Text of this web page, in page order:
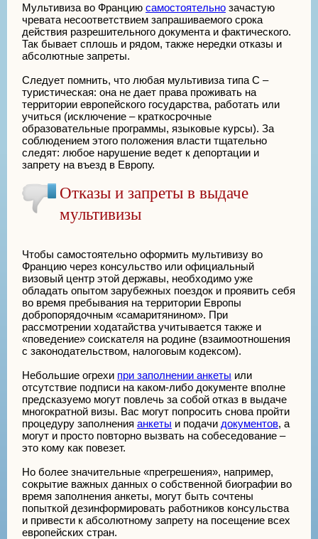
Мультивиза во Францию самостоятельно зачастую
чревата несоответствием запрашиваемого срока
действия разрешительного документа и фактического.
Так бывает сплошь и рядом, также нередки отказы и
абсолютные запреты.
Следует помнить, что любая мультивиза типа С –
туристическая: она не дает права проживать на
территории европейского государства, работать или
учиться (исключение – краткосрочные
образовательные программы, языковые курсы). За
соблюдением этого положения власти тщательно
следят: любое нарушение ведет к депортации и
запрету на въезд в Европу.
Отказы и запреты в выдаче
мультивизы
Чтобы самостоятельно оформить мультивизу во
Францию через консульство или официальный
визовый центр этой державы, необходимо уже
обладать опытом зарубежных поездок и проявить себя
во время пребывания на территории Европы
добропорядочным «самаритянином». При
рассмотрении ходатайства учитывается также и
«поведение» соискателя на родине (взаимоотношения
с законодательством, налоговым кодексом).
Небольшие огрехи при заполнении анкеты или
отсутствие подписи на каком-либо документе вполне
предсказуемо могут повлечь за собой отказ в выдаче
многократной визы. Вас могут попросить снова пройти
процедуру заполнения анкеты и подачи документов, а
могут и просто повторно вызвать на собеседование –
это кому как повезет.
Но более значительные «прегрешения», например,
сокрытие важных данных о собственной биографии во
время заполнения анкеты, могут быть сочтены
попыткой дезинформировать работников консульства
и привести к абсолютному запрету на посещение всех
европейских стран.